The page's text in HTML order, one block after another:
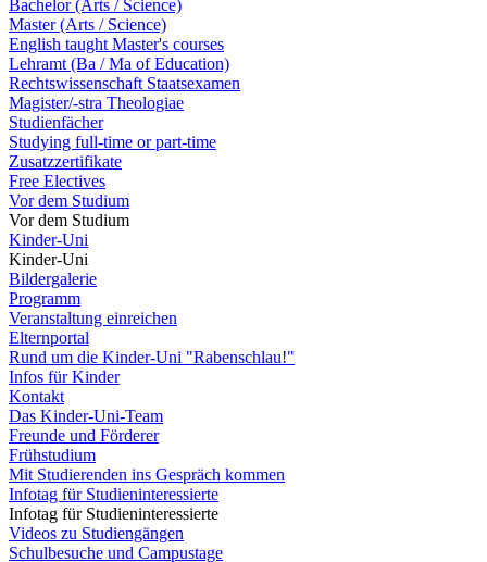
Bachelor (Arts / Science)
Master (Arts / Science)
English taught Master's courses
Lehramt (Ba / Ma of Education)
Rechtswissenschaft Staatsexamen
Magister/-stra Theologiae
Studienfächer
Studying full-time or part-time
Zusatzzertifikate
Free Electives
Vor dem Studium
Vor dem Studium
Kinder-Uni
Kinder-Uni
Bildergalerie
Programm
Veranstaltung einreichen
Elternportal
Rund um die Kinder-Uni "Rabenschlau!"
Infos für Kinder
Kontakt
Das Kinder-Uni-Team
Freunde und Förderer
Frühstudium
Mit Studierenden ins Gespräch kommen
Infotag für Studieninteressierte
Infotag für Studieninteressierte
Videos zu Studiengängen
Schulbesuche und Campustage